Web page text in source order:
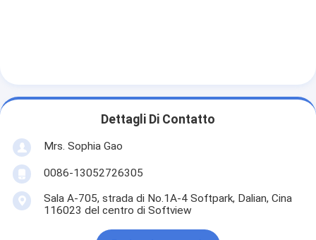
Nastro termoresistente dell'isolamento
Nastro adesivo del panno di vetro
Nastro adesivo del di alluminio
Dettagli Di Contatto
Mrs. Sophia Gao
0086-13052726305
Sala A-705, strada di No.1A-4 Softpark, Dalian, Cina
116023 del centro di Softview